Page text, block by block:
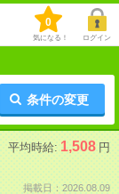
0
気になる！ ログイン
条件の変更
平均時給: 1,508 円
掲載日：2026.08.09